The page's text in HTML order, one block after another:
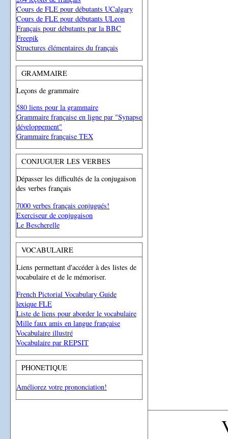
Cours de FLE pour débutants UCalgary
Cours de FLE pour débutants ULeon
Français pour débutants par la BBC
Freepik
Structures élémentaires du français
GRAMMAIRE
Leçons de grammaire
580 liens pour la grammaire
Grammaire française en ligne par "Synapse
développement"
Grammaire française TEX
CONJUGUER LES VERBES
Dépasser les difficultés de la conjugaison
des verbes français
7000 verbes français conjugués!
Exerciseur de conjugaison
Le Bescherelle
VOCABULAIRE
Liens permettant d'accéder à des listes de
vocabulaire et de le mémoriser.
French Pictorial Vocabulary Guide
lexique FLE
Liste de liens pour aborder le vocabulaire
Mille faux amis en langue française
Vocabulaire illustré
Vocabulaire par REPSIT
PHONETIQUE
Améliorez votre prononciation!